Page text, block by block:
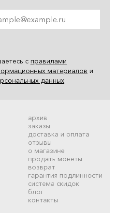
с правилами
материалов и
данных
архив
заказы
доставка и оплата
отзывы
о магазине
продать монеты
возврат
гарантия подлинности
система скидок
блог
контакты